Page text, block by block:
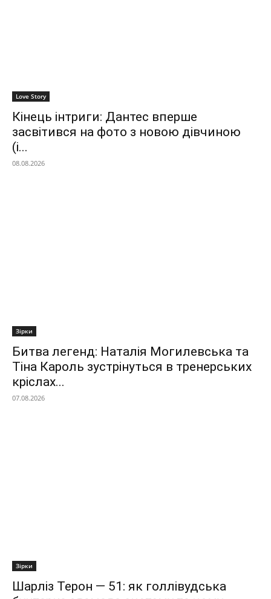
Love Story
Кінець інтриги: Дантес вперше
засвітився на фото з новою дівчиною
(і...
08.08.2026
Зірки
Битва легенд: Наталія Могилевська та
Тіна Кароль зустрінуться в тренерських
кріслах...
07.08.2026
Зірки
Шарліз Терон — 51: як голлівудська